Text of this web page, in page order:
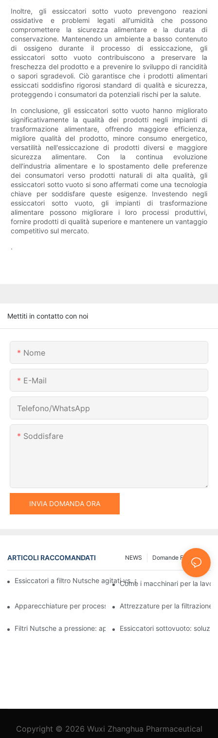
Inoltre, gli essiccatori sotto vuoto prevengono reazioni
ossidative e problemi legati all'umidità che possono
compromettere la sicurezza alimentare e la durata di
conservazione. Mantenendo un ambiente a basso contenuto
di ossigeno durante il processo di essiccazione, gli
essiccatori sotto vuoto contribuiscono a preservare la
freschezza del prodotto e a prevenire lo sviluppo di rancidità
o sapori sgradevoli. Ciò garantisce che i prodotti alimentari
essiccati soddisfino rigorosi standard di qualità e sicurezza,
proteggendo i consumatori da potenziali rischi per la salute.
In conclusione, gli essiccatori sotto vuoto hanno migliorato
significativamente la qualità dei prodotti negli impianti di
trasformazione alimentare, offrendo maggiore efficienza,
migliore qualità del prodotto, minore consumo energetico,
versatilità nell'essiccazione di prodotti diversi e maggiore
sicurezza alimentare. Con la continua evoluzione
dell'industria alimentare e lo spostamento delle preferenze
dei consumatori verso prodotti naturali di alta qualità, gli
essiccatori sotto vuoto si sono affermati come una tecnologia
chiave per soddisfare queste esigenze. Investendo negli
essiccatori sotto vuoto, gli impianti di trasformazione
alimentare possono migliorare i loro processi produttivi,
fornire prodotti di qualità superiore e mantenere un vantaggio
competitivo sul mercato.
.
Mettiti in contatto con noi
Nome
E-Mail
Telefono/WhatsApp
Soddisfare
INVIA DOMANDA ORA
ARTICOLI RACCOMANDATI Domande Frequenti
NEWS
Essiccatori a filtro Nutsche agitati vs. altri metodi di
Come i macchinari per la
Apparecchiature per processi industriali: innovazioni che
Attrezzature per la filtrazione
Filtri Nutsche a pressione: applicazioni nell'industria chimica e
Essiccatori sottovuoto:
Copyright © 2026 Wuxi Zhanghua Pharmaceutical